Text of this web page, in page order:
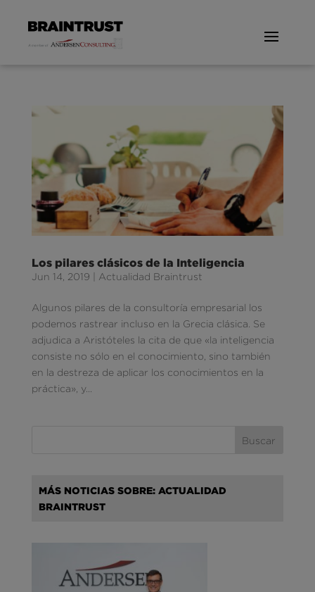
Los pilares clásicos de la Inteligencia
Jun 14, 2019 Actualidad Braintrust
Algunos pilares de la consultoría empresarial los
podemos rastrear incluso en la Grecia clásica. Se
adjudica a Aristóteles la cita de que «la inteligencia
consiste no sólo en el conocimiento, sino también
en la destreza de aplicar los conocimientos en la
práctica», y...
MÁS NOTICIAS SOBRE: ACTUALIDAD
BRAINTRUST